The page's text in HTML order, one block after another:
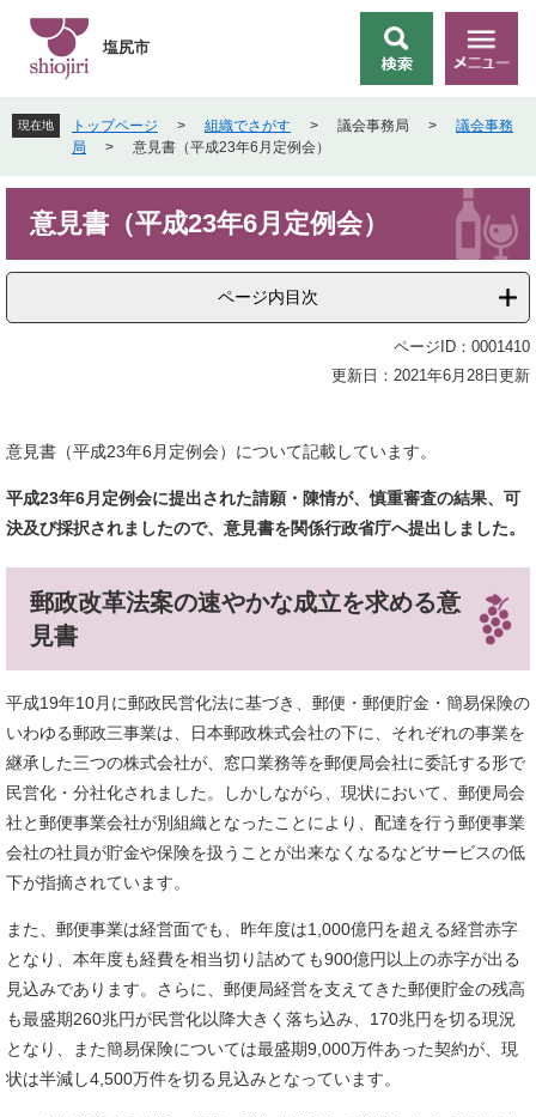
先
頭
す
を
飛
し
文
索
メ
ニ
ー
塩尻市
現在地 トップページ > 組織でさがす > 議会事務局 >
議会事務
局
> 意見書（平成23年6月定例会）
意見書（平成23年6月定例会）
ページ内目次
ページID：0001410
更新日：2021年6月28日更新
意見書（平成23年6月定例会）について記載しています。
平成23年6月定例会に提出された請願・ 陳情が、慎重審査の結果、可
決及び採択されましたので、 意見書を関係行政省庁へ提出しました。
郵政改革法案の速やかな成立を求める意
見書
平成19年10月に郵政民営化法に基づき、郵便・郵便貯金・簡易保険の
いわゆる郵政三事業は、日本郵政株式会社の下に、それぞれの事業を
継承した三つの株式会社が、窓口業務等を郵便局会社に委託する形で
民営化・分社化されました。しかしながら、現状において、郵便局会
社と郵便事業会社が別組織となったことにより、配達を行う郵便事業
会社の社員が貯金や保険を扱うことが出来なくなるなどサービスの低
下が指摘されています。
また、郵便事業は経営面でも、昨年度は1,000億円を超える経営赤字
となり、本年度も経費を相当切り詰めても900億円以上の赤字が出る
見込みであります。さらに、郵便局経営を支えてきた郵便貯金の残高
も最盛期260兆円が民営化以降大きく落ち込み、170兆円を切る現況
となり、また簡易保険については最盛期9,000万件あった契約が、現
状は半減し4,500万件を切る見込みとなっています。